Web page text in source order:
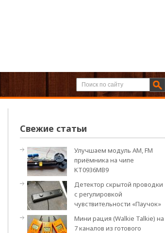
Свежие статьи
Улучшаем модуль АМ, FM
приёмника на чипе
KT0936MB9
Детектор скрытой проводки
с регулировкой
чувствительности «Паучок»
Мини рация (Walkie Talkie) на
7 каналов из готового